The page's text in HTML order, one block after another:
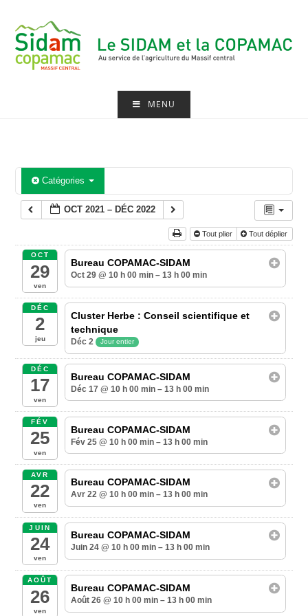
content
MENU
Catégories
OCT 2021 – DÉC 2022
Tout plier Tout déplier
OCT
29
ven
Bureau COPAMAC-SIDAM
Oct 29 @ 10 h 00 min – 13 h 00 min
DÉC
2
jeu
Cluster Herbe : Conseil scientifique et
technique
Déc 2 Jour entier
DÉC
17
ven
Bureau COPAMAC-SIDAM
Déc 17 @ 10 h 00 min – 13 h 00 min
FÉV
25
ven
Bureau COPAMAC-SIDAM
Fév 25 @ 10 h 00 min – 13 h 00 min
AVR
22
ven
Bureau COPAMAC-SIDAM
Avr 22 @ 10 h 00 min – 13 h 00 min
JUIN
24
ven
Bureau COPAMAC-SIDAM
Juin 24 @ 10 h 00 min – 13 h 00 min
AOÛT
26
ven
Bureau COPAMAC-SIDAM
Août 26 @ 10 h 00 min – 13 h 00 min